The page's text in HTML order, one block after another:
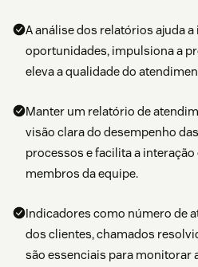
A análise dos relatórios ajuda
oportunidades, impulsiona a
eleva a qualidade do
Manter um relatório de
visão clara do desempenho
processos e facilita a
membros da equipe.
Indicadores como número de
dos clientes, chamados
são essenciais para monitorar